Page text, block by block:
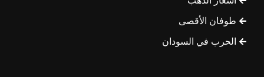
طوفان الأقصى
الحرب في السودان